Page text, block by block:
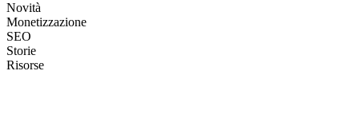
Novità
Monetizzazione
SEO
Storie
Risorse